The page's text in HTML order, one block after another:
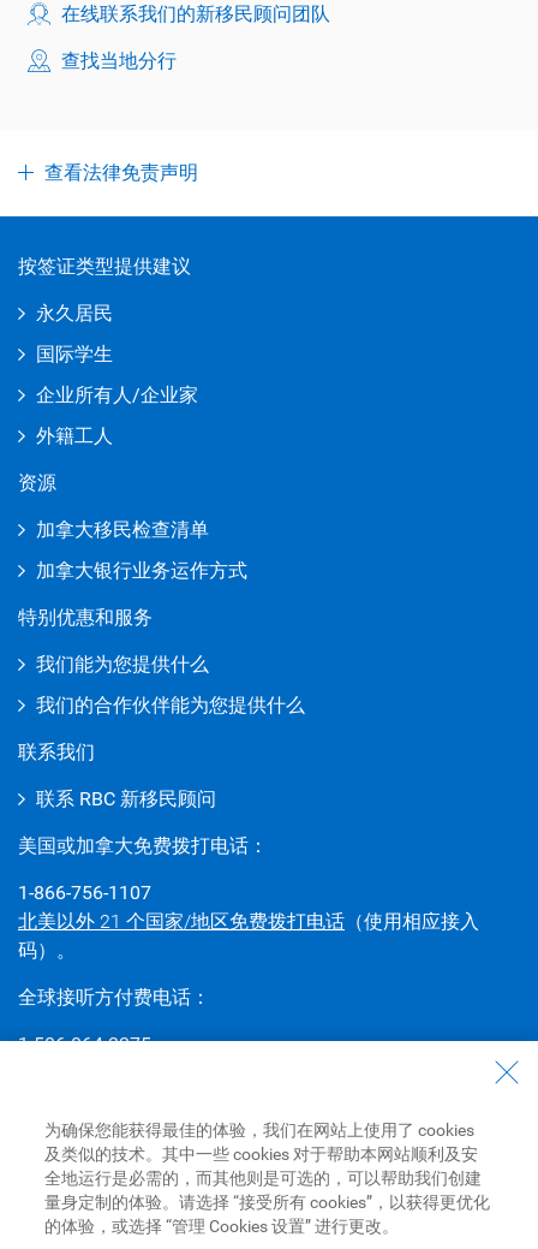
在线联系我们的新移民顾问团队
查找当地分行
查看法律免责声明
按签证类型提供建议
永久居民
国际学生
企业所有人/企业家
外籍工人
资源
加拿大移民检查清单
加拿大银行业务运作方式
特别优惠和服务
我们能为您提供什么
我们的合作伙伴能为您提供什么
联系我们
联系 RBC 新移民顾问
美国或加拿大免费拨打电话：
1-866-756-1107
北美以外 21 个国家/地区免费拨打电话 （使用相应接入
码）。
全球接听方付费电话：
1-506-864-2275
若需拨打免费的接听方付费电话，请联系您的电话查号系统
国家/地区的专用拨号代码。
查找分行和进行预约
为确保您能获得最佳的体验，我们在网站上使用了 cookies
及类似的技术。其中一些 cookies 对于帮助本网站顺利及安
全地运行是必需的，而其他则是可选的，可以帮助我们创建
量身定制的体验。请选择 “接受所有 cookies”，以获得更优化
的体验，或选择 “管理 Cookies 设置” 进行更改。